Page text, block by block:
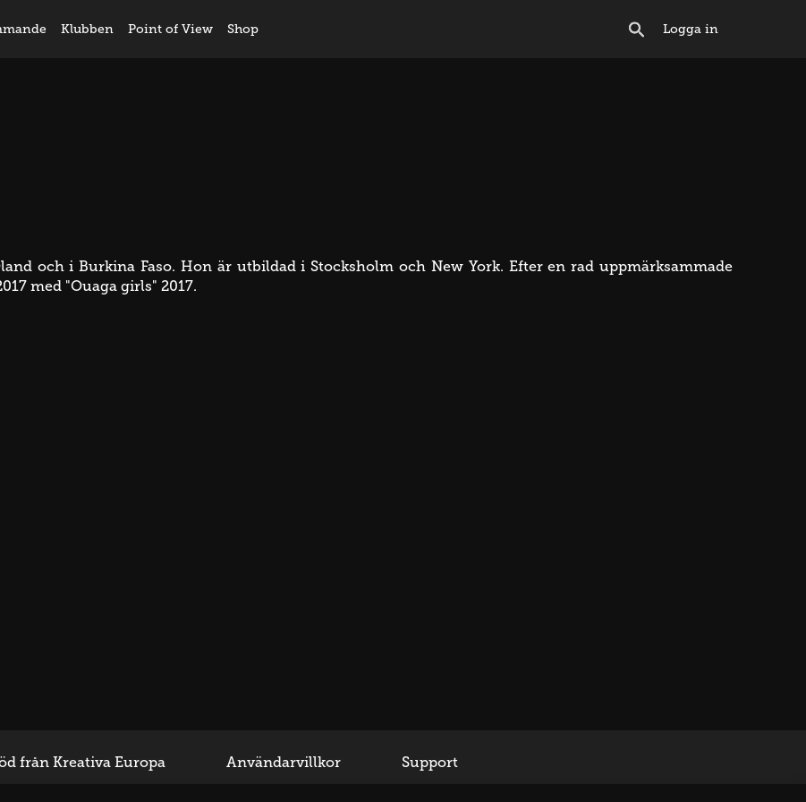
Klubben Point of View Shop Logga in
och i Burkina Faso. Hon är utbildad i Stocksholm och New York. Efter en rad uppmärksammade
med "Ouaga girls" 2017.
från Kreativa Europa Användarvillkor Support